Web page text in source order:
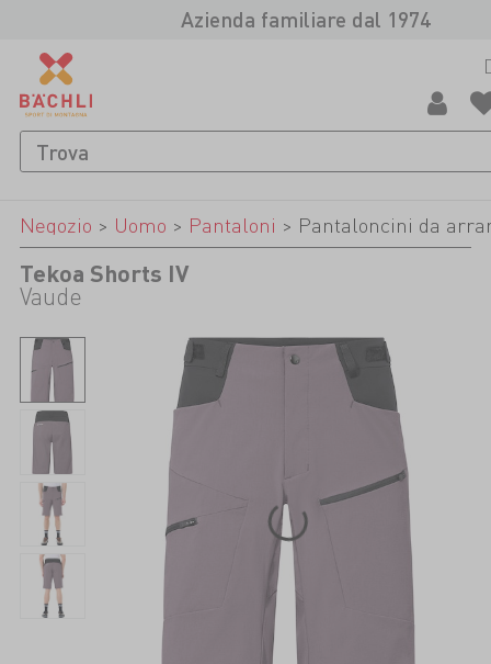
Azienda familiare dal 1974
Negozio > Uomo > Pantaloni > Pantaloncini da
Tekoa Shorts IV
Vaude